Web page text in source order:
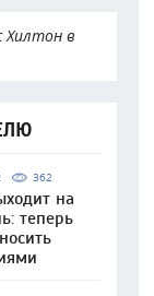
Хилтон в
362
на
теперь